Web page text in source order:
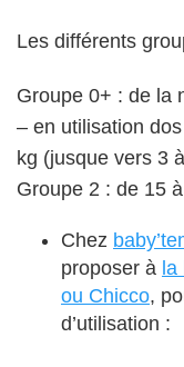
Les différents
Groupe 0+ : de la
– en utilisation
kg (jusque vers 3
Groupe 2 : de 15
Chez
proposer à
ou Chicco,
d’utilisation :